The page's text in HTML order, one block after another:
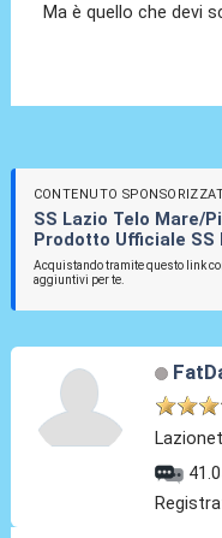
Ma è quello che devi
CONTENUTO
SS Lazio Telo Mare/
Prodotto Ufficiale SS
Acquistando tramite questo link
aggiuntivi per te.